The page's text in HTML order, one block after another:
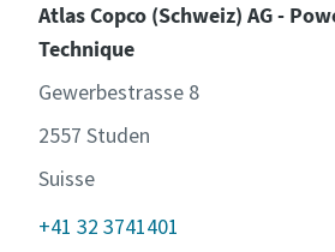
Atlas Copco (Schweiz) AG -
Technique
Gewerbestrasse 8
2557 Studen
Suisse
+41 32 3741401